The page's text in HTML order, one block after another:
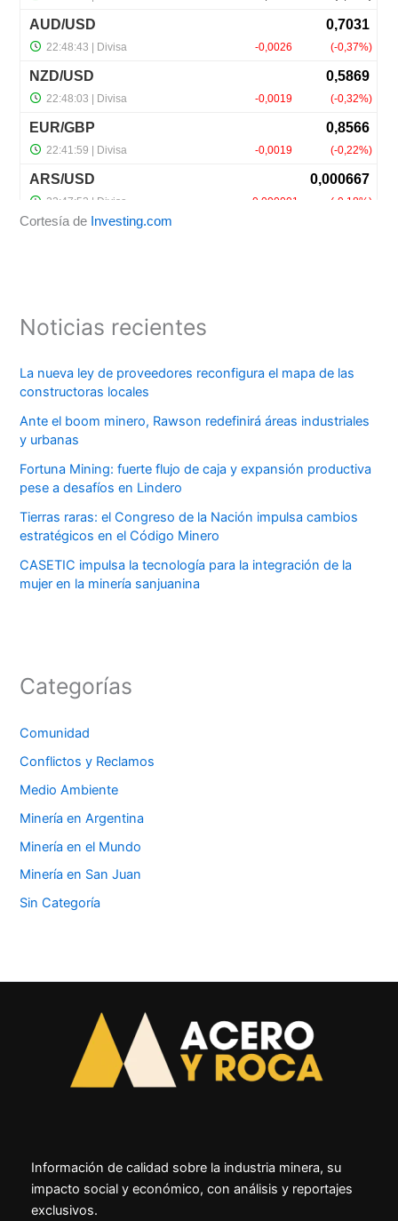
Cortesía de Investing.com
Noticias recientes
La nueva ley de proveedores reconfigura el mapa de las
constructoras locales
Ante el boom minero, Rawson redefinirá áreas industriales
y urbanas
Fortuna Mining: fuerte flujo de caja y expansión productiva
pese a desafíos en Lindero
Tierras raras: el Congreso de la Nación impulsa cambios
estratégicos en el Código Minero
CASETIC impulsa la tecnología para la integración de la
mujer en la minería sanjuanina
Categorías
Comunidad
Conflictos y Reclamos
Medio Ambiente
Minería en Argentina
Minería en el Mundo
Minería en San Juan
Sin Categoría
Información de calidad sobre la industria minera, su
impacto social y económico, con análisis y reportajes
exclusivos.